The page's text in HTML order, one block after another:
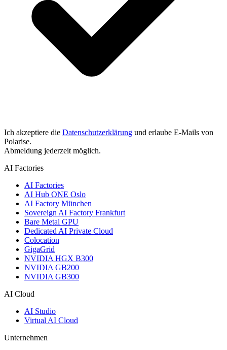
Ich akzeptiere die Datenschutzerklärung und erlaube E-Mails von
Polarise.
Abmeldung jederzeit möglich.
AI Factories
AI Factories
AI Hub ONE Oslo
AI Factory München
Sovereign AI Factory Frankfurt
Bare Metal GPU
Dedicated AI Private Cloud
Colocation
GigaGrid
NVIDIA HGX B300
NVIDIA GB200
NVIDIA GB300
AI Cloud
AI Studio
Virtual AI Cloud
Unternehmen